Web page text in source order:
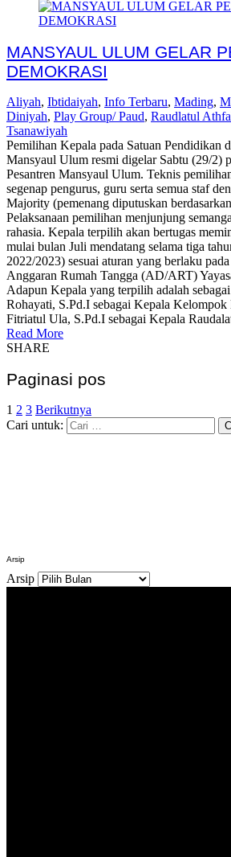
MANSYAUL ULUM GELAR
DEMOKRASI
Aliyah, Ibtidaiyah, Info Terbaru, Mading,
Diniyah, Play Group/ Paud, Raudlatul
Tsanawiyah
Pemilihan Kepala pada Satuan Pendidikan
Mansyaul Ulum resmi digelar Sabtu (29/2)
Pesantren Mansyaul Ulum. Teknis
segenap pengurus, guru serta semua staf
Majority (pemenang diputuskan
Pelaksanaan pemilihan menjunjung
rahasia. Kepala terpilih akan bertugas
mulai bulan Juli mendatang selama tiga
2022/2023) sesuai aturan yang berlaku
Anggaran Rumah Tangga (AD/ART)
Adapun Kepala yang terpilih adalah
Rohayati, S.Pd.I sebagai Kepala
Fitriatul Ula, S.Pd.I sebagai Kepala
Read More
SHARE
Paginasi pos
1 2 3 Berikutnya
Cari untuk:
Arsip
Arsip